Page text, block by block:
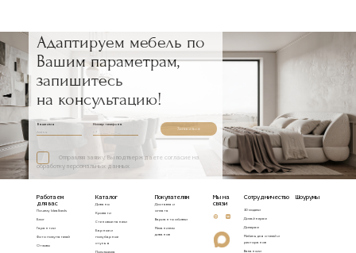
Адаптируем мебель по
Вашим параметрам,
запишитесь
на консультацию!
Ваше имя Номер телефона
Записаться
Отправляя заявку, Вы подтверждаете согласие на
обработку персональных данных
Работаем
для вас
Почему Idealbeds
Блог
Гарантии
Фото покупателей
Отзывы
Каталог
Диваны
Кровати
Стеновые панели
Барные и
полубарные
стулья
Покупателям
Доставка и
оплата
Варианты обивки
Механизмы
диванов
Мы на
связи
Сотрудничество
3D модели
Дизайнерам
Дилерам
Мебель для отелей и
ресторанов
Вакансии
Шоурумы